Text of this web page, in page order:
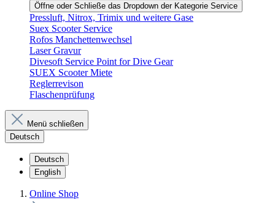
Öffne oder Schließe das Dropdown der Kategorie Service
Pressluft, Nitrox, Trimix und weitere Gase
Suex Scooter Service
Rofos Manchettenwechsel
Laser Gravur
Divesoft Service Point for Dive Gear
SUEX Scooter Miete
Reglerrevison
Flaschenprüfung
Menü schließen
Deutsch
Deutsch
English
Online Shop